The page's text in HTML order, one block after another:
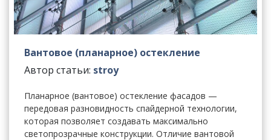
Вантовое (планарное) остекление
Автор статьи: stroy
Планарное (вантовое) остекление фасадов —
передовая разновидность спайдерной технологии,
которая позволяет создавать максимально
светопрозрачные конструкции. Отличие вантовой